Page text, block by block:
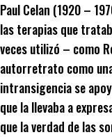
Paul Celan (1920 –
las terapias que
veces utilizó – como
autorretrato como
intransigencia se
que la llevaba a
que la verdad de las